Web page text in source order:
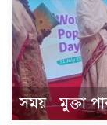
সময় –মুক্তা